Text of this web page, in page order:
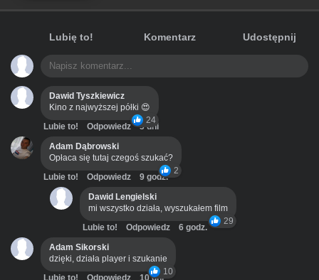
Lubię to! Komentarz Udostępnij
Dawid Tyszkiewicz
Kino z najwyższej półki 😍
24
Lubie to! Odpowiedz
3 dni
Adam Dąbrowski
Opłaca się tutaj czegoś szukać?
2
Lubie to! Odpowiedz
9 godz.
Dawid Lengielski
mi wszystko działa, wyszukałem film
29
Lubie to! Odpowiedz
6 godz.
Adam Sikorski
dzięki, działa player i szukanie
10
Lubie to! Odpowiedz
10 dni